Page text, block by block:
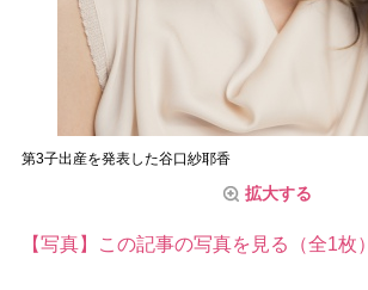
第3子出産を発表した谷口紗耶香
拡大する
【写真】この記事の写真を見る（全1枚）